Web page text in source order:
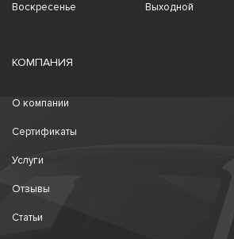
Воскресенье Выходной
КОМПАНИЯ
О компании
Сертификаты
Услуги
Отзывы
Статьи